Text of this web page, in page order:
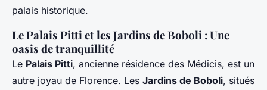
palais historique.
Le Palais Pitti et les Jardins de Boboli : Une
oasis de tranquillité
Le Palais Pitti, ancienne résidence des Médicis, est un
autre joyau de Florence. Les Jardins de Boboli, situés